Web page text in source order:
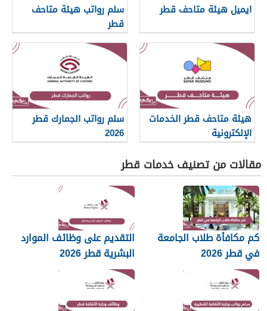
ايميل هيئة متاحف قطر
سلم رواتب هيئة متاحف
قطر
هيئة متاحف قطر الخدمات
الإلكترونية
سلم رواتب الجمارك قطر
2026
مقالات من تصنيف خدمات قطر
كم مكافأة طلاب الجامعة
في قطر 2026
التقديم على وظائف الموارد
البشرية قطر 2026